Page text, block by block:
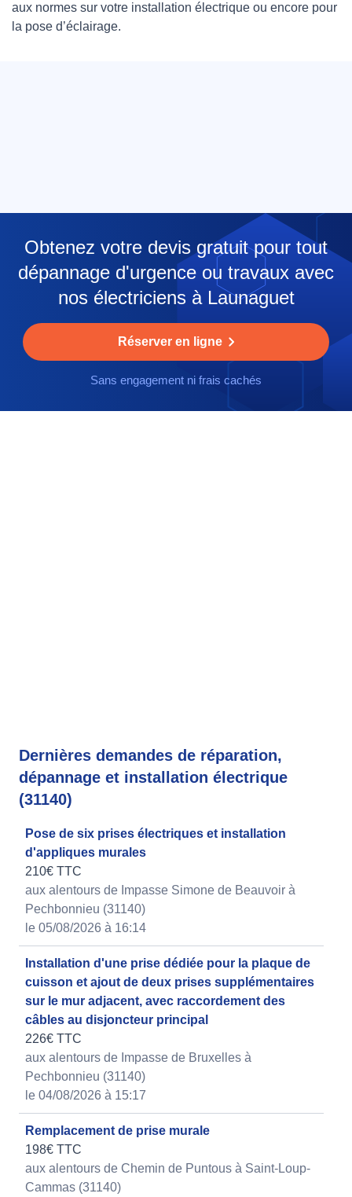
aux normes sur votre installation électrique ou encore pour
la pose d’éclairage.
Obtenez votre devis gratuit pour tout
dépannage d'urgence ou travaux avec
nos électriciens à Launaguet
Réserver en ligne
Sans engagement ni frais cachés
Dernières demandes de réparation,
dépannage et installation électrique
(31140)
Pose de six prises électriques et installation
d'appliques murales
210€ TTC
aux alentours de Impasse Simone de Beauvoir à
Pechbonnieu (31140)
le 05/08/2026 à 16:14
Installation d'une prise dédiée pour la plaque de
cuisson et ajout de deux prises supplémentaires
sur le mur adjacent, avec raccordement des
câbles au disjoncteur principal
226€ TTC
aux alentours de Impasse de Bruxelles à
Pechbonnieu (31140)
le 04/08/2026 à 15:17
Remplacement de prise murale
198€ TTC
aux alentours de Chemin de Puntous à Saint-Loup-
Cammas (31140)